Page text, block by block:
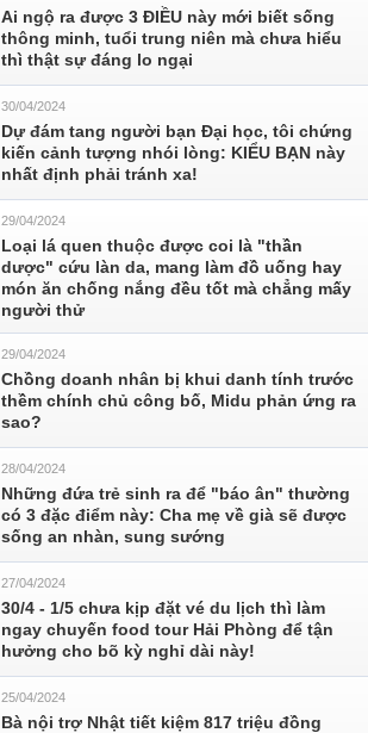
Ai ngộ ra được 3 ĐIỀU này mới biết sống
thông minh, tuổi trung niên mà chưa hiểu
thì thật sự đáng lo ngại
30/04/2024
Dự đám tang người bạn Đại học, tôi chứng
kiến cảnh tượng nhói lòng: KIỂU BẠN này
nhất định phải tránh xa!
29/04/2024
Loại lá quen thuộc được coi là "thần
dược" cứu làn da, mang làm đồ uống hay
món ăn chống nắng đều tốt mà chẳng mấy
người thử
29/04/2024
Chồng doanh nhân bị khui danh tính trước
thềm chính chủ công bố, Midu phản ứng ra
sao?
28/04/2024
Những đứa trẻ sinh ra để "báo ân" thường
có 3 đặc điểm này: Cha mẹ về già sẽ được
sống an nhàn, sung sướng
27/04/2024
30/4 - 1/5 chưa kịp đặt vé du lịch thì làm
ngay chuyến food tour Hải Phòng để tận
hưởng cho bõ kỳ nghỉ dài này!
25/04/2024
Bà nội trợ Nhật tiết kiệm 817 triệu đồng